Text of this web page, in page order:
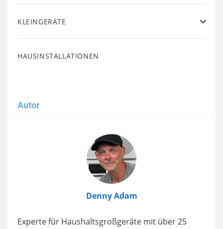
KLEINGERÄTE
HAUSINSTALLATIONEN
Autor
Denny Adam
Experte für Haushaltsgroßgeräte mit über 25